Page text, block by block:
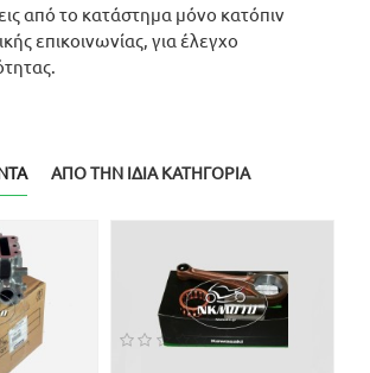
από το κατάστημα μόνο κατόπιν
επικοινωνίας, για έλεγχο
ΑΠΌ ΤΗΝ ΊΔΙΑ ΚΑΤΗΓΟΡΊΑ